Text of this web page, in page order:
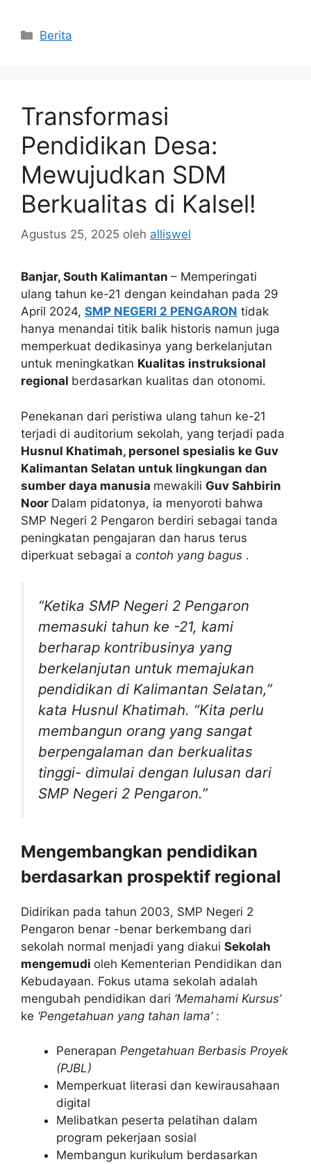
Kategori
Berita
Transformasi
Pendidikan Desa:
Mewujudkan SDM
Berkualitas di Kalsel!
Agustus 25, 2025 oleh alliswel
Banjar, South Kalimantan – Memperingati
ulang tahun ke-21 dengan keindahan pada 29
April 2024, SMP NEGERI 2 PENGARON tidak
hanya menandai titik balik historis namun juga
memperkuat dedikasinya yang berkelanjutan
untuk meningkatkan Kualitas instruksional
regional berdasarkan kualitas dan otonomi.
Penekanan dari peristiwa ulang tahun ke-21
terjadi di auditorium sekolah, yang terjadi pada
Husnul Khatimah, personel spesialis ke Guv
Kalimantan Selatan untuk lingkungan dan
sumber daya manusia mewakili Guv Sahbirin
Noor Dalam pidatonya, ia menyoroti bahwa
SMP Negeri 2 Pengaron berdiri sebagai tanda
peningkatan pengajaran dan harus terus
diperkuat sebagai a contoh yang bagus .
“Ketika SMP Negeri 2 Pengaron
memasuki tahun ke -21, kami
berharap kontribusinya yang
berkelanjutan untuk memajukan
pendidikan di Kalimantan Selatan,”
kata Husnul Khatimah. “Kita perlu
membangun orang yang sangat
berpengalaman dan berkualitas
tinggi- dimulai dengan lulusan dari
SMP Negeri 2 Pengaron.”
Mengembangkan pendidikan
berdasarkan prospektif regional
Didirikan pada tahun 2003, SMP Negeri 2
Pengaron benar -benar berkembang dari
sekolah normal menjadi yang diakui Sekolah
mengemudi oleh Kementerian Pendidikan dan
Kebudayaan. Fokus utama sekolah adalah
mengubah pendidikan dari ‘Memahami Kursus’
ke ‘Pengetahuan yang tahan lama’ :
Penerapan Pengetahuan Berbasis Proyek
(PJBL)
Memperkuat literasi dan kewirausahaan
digital
Melibatkan peserta pelatihan dalam
program pekerjaan sosial
Membangun kurikulum berdasarkan